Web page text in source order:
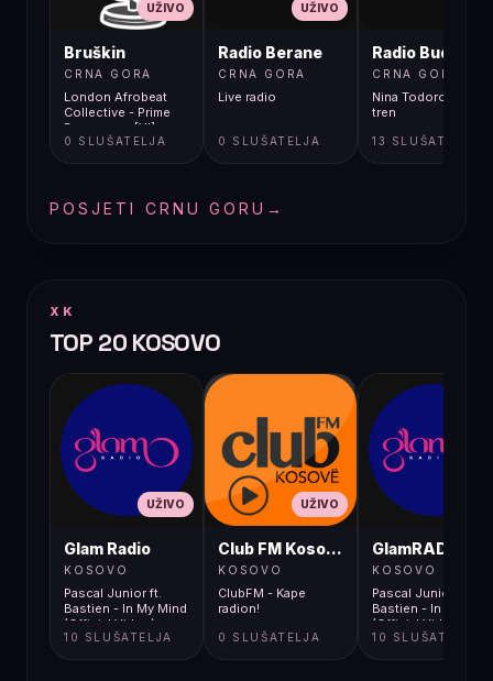
UŽIVO
Bruškin
CRNA GORA
London Afrobeat
Collective - Prime
Resources [Vl]
0 SLUŠATELJA
UŽIVO
Radio Berane
CRNA GORA
Live radio
0 SLUŠATELJA
Radio Budva
CRNA GORA
Nina Todorovic -
tren
13 SLUŠATELJA
POSJETI CRNU GORU →
XK
TOP 20 KOSOVO
UŽIVO
Glam Radio
KOSOVO
Pascal Junior ft.
Bastien - In My Mind
(Official Video)
10 SLUŠATELJA
UŽIVO
Club FM Kosovë
KOSOVO
ClubFM - Kape
radion!
0 SLUŠATELJA
GlamRADIO
KOSOVO
Pascal Junior ft.
Bastien - In My
(Official Video)
10 SLUŠATELJA